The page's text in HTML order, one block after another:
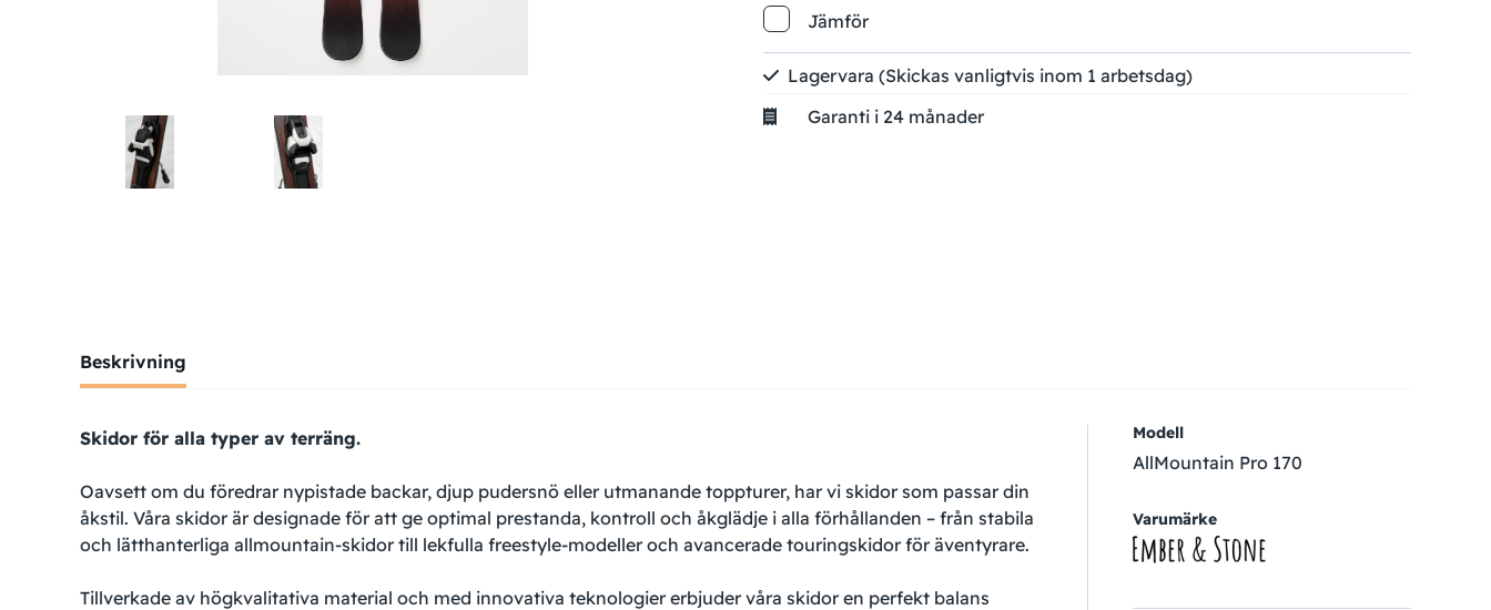
Jämför
Lagervara (Skickas vanligtvis inom 1 arbetsdag)
Garanti i 24 månader
Beskrivning
Skidor för alla typer av terräng.
Oavsett om du föredrar nypistade backar, djup pudersnö eller utmanande toppturer, har vi skidor som passar din
åkstil. Våra skidor är designade för att ge optimal prestanda, kontroll och åkglädje i alla förhållanden – från stabila
och lätthanterliga allmountain-skidor till lekfulla freestyle-modeller och avancerade touringskidor för äventyrare.
Tillverkade av högkvalitativa material och med innovativa teknologier erbjuder våra skidor en perfekt balans
Modell
AllMountain Pro 170
Varumärke